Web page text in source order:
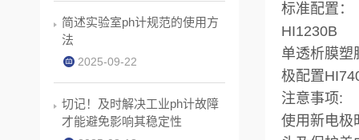
标准配置：
HI1230B
单透析膜塑
极配置
注意事项:
使用新电极
简述实验室ph计规范的使用方
法
2025-09-22
切记！及时解决工业ph计故障
才能避免影响其稳定性